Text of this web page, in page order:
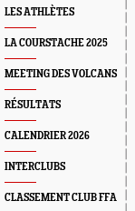
LES ATHLÈTES
LA COURSTACHE 2025
MEETING DES VOLCANS
RÉSULTATS
CALENDRIER 2026
INTERCLUBS
CLASSEMENT CLUB FFA